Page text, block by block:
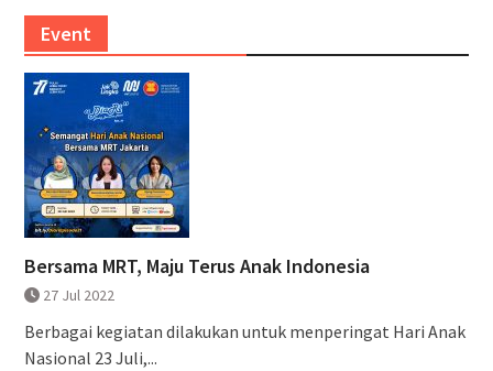
Event
Bersama MRT, Maju Terus Anak Indonesia
27 Jul 2022
Berbagai kegiatan dilakukan untuk menperingat Hari Anak
Nasional 23 Juli,...